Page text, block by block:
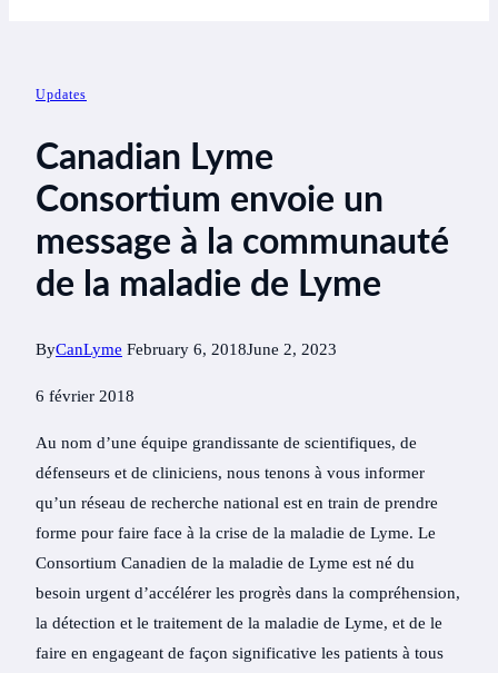
Updates
Canadian Lyme
Consortium envoie un
message à la communauté
de la maladie de Lyme
ByCanLyme February 6, 2018June 2, 2023
6 février 2018
Au nom d’une équipe grandissante de scientifiques, de
défenseurs et de cliniciens, nous tenons à vous informer
qu’un réseau de recherche national est en train de prendre
forme pour faire face à la crise de la maladie de Lyme. Le
Consortium Canadien de la maladie de Lyme est né du
besoin urgent d’accélérer les progrès dans la compréhension,
la détection et le traitement de la maladie de Lyme, et de le
faire en engageant de façon significative les patients à tous